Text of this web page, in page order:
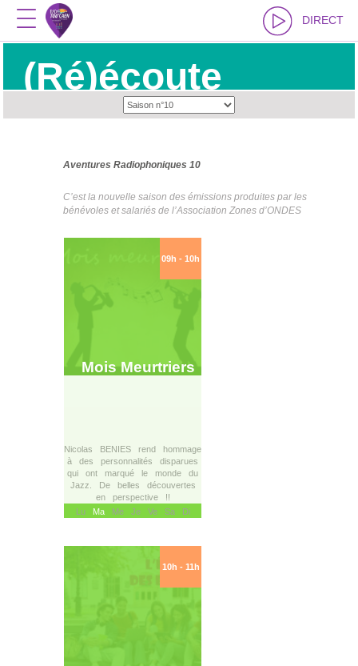
DIRECT
(Ré)écoute
Aventures Radiophoniques 10
C’est la nouvelle saison des émissions produites par les
bénévoles et salariés de l’Association Zones d’ONDES
09h - 10h
Mois Meurtriers
Nicolas BENIES rend hommage
à des personnalités disparues
qui ont marqué le monde du
Jazz. De belles découvertes
en perspective !!
Lu
MaMe Je Ve Sa Di
10h - 11h